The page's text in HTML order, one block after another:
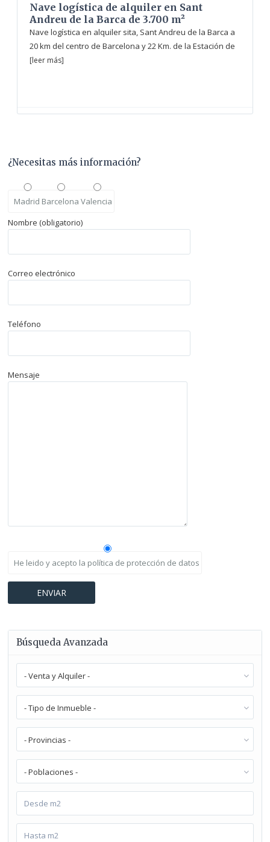
Nave logística de alquiler en Sant
Andreu de la Barca de 3.700 m²
Nave logística en alquiler sita, Sant Andreu de la Barca a
20 km del centro de Barcelona y 22 Km. de la Estación de
[leer más]
¿Necesitas más información?
Madrid Barcelona Valencia
Nombre (obligatorio)
Correo electrónico
Teléfono
Mensaje
He leido y acepto la política de protección de datos
Búsqueda Avanzada
- Venta y Alquiler -
- Tipo de Inmueble -
- Provincias -
- Poblaciones -